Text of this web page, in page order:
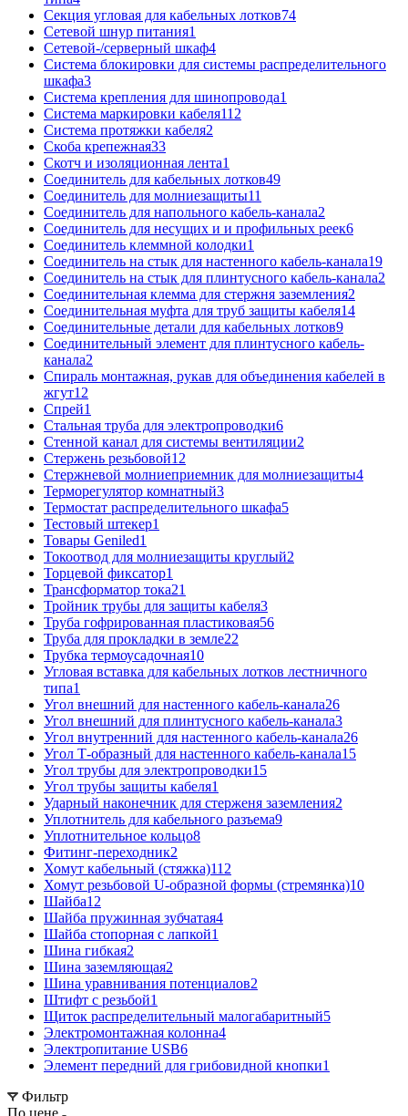
Секция угловая для кабельных лотков74
Сетевой шнур питания1
Сетевой-/серверный шкаф4
Система блокировки для системы распределительного
шкафа3
Система крепления для шинопровода1
Система маркировки кабеля112
Система протяжки кабеля2
Скоба крепежная33
Скотч и изоляционная лента1
Соединитель для кабельных лотков49
Соединитель для молниезащиты11
Соединитель для напольного кабель-канала2
Соединитель для несущих и и профильных реек6
Соединитель клеммной колодки1
Соединитель на стык для настенного кабель-канала19
Соединитель на стык для плинтусного кабель-канала2
Соединительная клемма для стержня заземления2
Соединительная муфта для труб защиты кабеля14
Соединительные детали для кабельных лотков9
Соединительный элемент для плинтусного кабель-
канала2
Спираль монтажная, рукав для объединения кабелей в
жгут12
Спрей1
Стальная труба для электропроводки6
Стенной канал для системы вентиляции2
Стержень резьбовой12
Стержневой молниеприемник для молниезащиты4
Терморегулятор комнатный3
Термостат распределительного шкафа5
Тестовый штекер1
Товары Geniled1
Токоотвод для молниезащиты круглый2
Торцевой фиксатор1
Трансформатор тока21
Тройник трубы для защиты кабеля3
Труба гофрированная пластиковая56
Труба для прокладки в земле22
Трубка термоусадочная10
Угловая вставка для кабельных лотков лестничного
типа1
Угол внешний для настенного кабель-канала26
Угол внешний для плинтусного кабель-канала3
Угол внутренний для настенного кабель-канала26
Угол Т-образный для настенного кабель-канала15
Угол трубы для электропроводки15
Угол трубы защиты кабеля1
Ударный наконечник для стерженя заземления2
Уплотнитель для кабельного разъема9
Уплотнительное кольцо8
Фитинг-переходник2
Хомут кабельный (стяжка)112
Хомут резьбовой U-образной формы (стремянка)10
Шайба12
Шайба пружинная зубчатая4
Шайба стопорная с лапкой1
Шина гибкая2
Шина заземляющая2
Шина уравнивания потенциалов2
Штифт с резьбой1
Щиток распределительный малогабаритный5
Электромонтажная колонна4
Электропитание USB6
Элемент передний для грибовидной кнопки1
Фильтр
По цене